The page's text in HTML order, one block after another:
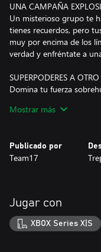
UNA CAMPAÑA
Un misterioso grupo te
tienes recuerdos, pero
muy por encima de los
verdad y enfréntate a
SUPERPODERES A
Domina tu fuerza
semana siguiente.
COMBATE CUERPO A
Ajusta cuentas con tus
da patadas, deslízate y
tus enemigos a polvo.
Mostrar más
Publicado por
Team17
Jugar con
XBOX Series X|S